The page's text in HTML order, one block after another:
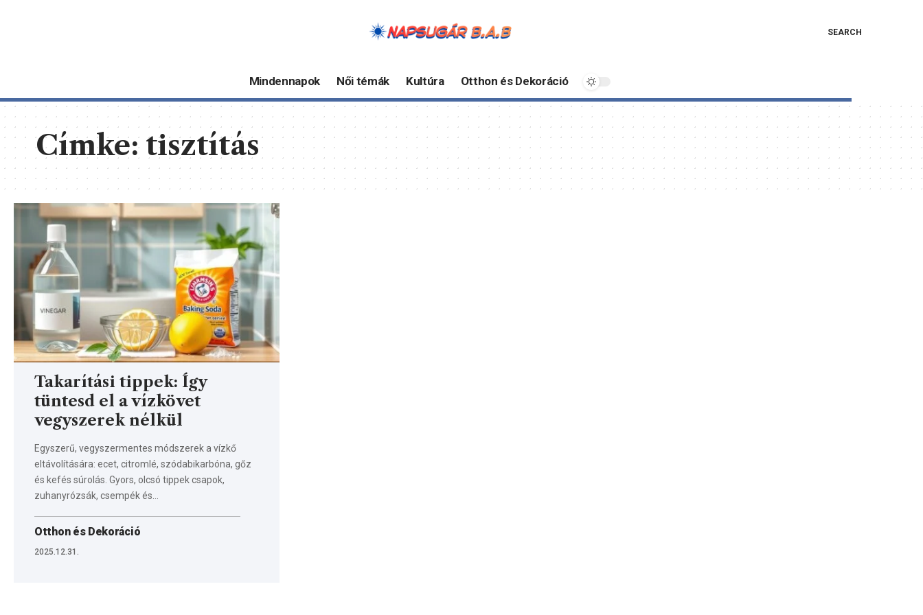
SEARCH
Mindennapok Női témák Kultúra Otthon és Dekoráció
Címke: tisztítás
Takarítási tippek: Így
tüntesd el a vízkövet
vegyszerek nélkül
Egyszerű, vegyszermentes módszerek a vízkő
eltávolítására: ecet, citromlé, szódabikarbóna, gőz
és kefés súrolás. Gyors, olcsó tippek csapok,
zuhanyrózsák, csempék és…
Otthon és Dekoráció
2025.12.31.